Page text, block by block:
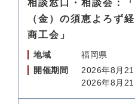
相談窓口・相談会：
（金）の須恵よろず
商工会」
地域
福岡県
開催期間
2026年8月21
2026年8月21